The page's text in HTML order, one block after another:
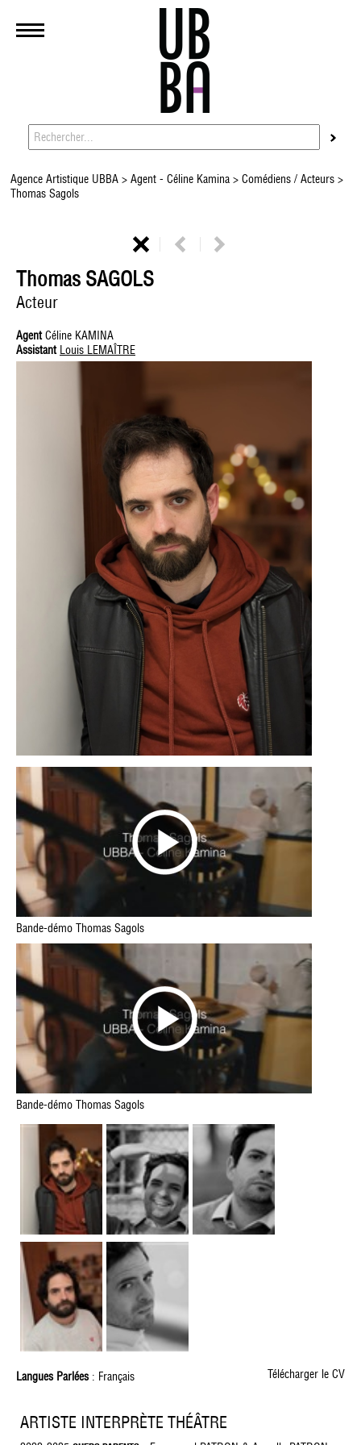
Agence Artistique UBBA>Agent - Céline Kamina > Comédiens / Acteurs>
Thomas Sagols
Thomas SAGOLS
Acteur
AgentCéline KAMINA
Assistant Louis LEMAÎTRE
Bande-démo Thomas Sagols
Bande-démo Thomas Sagols
Langues Parlées: Français Télécharger le CV
ARTISTE INTERPRÈTE THÉÂTRE